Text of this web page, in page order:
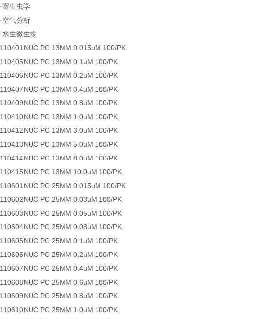
·寄生虫学
·空气分析
·水生微生物
110401 NUC PC 13MM 0.015uM 100/PK
110405NUC PC 13MM 0.1uM 100/PK
110406NUC PC 13MM 0.2uM 100/PK
110407NUC PC 13MM 0.4uM 100/PK
110409NUC PC 13MM 0.8uM 100/PK
110410NUC PC 13MM 1.0uM 100/PK
110412NUC PC 13MM 3.0uM 100/PK
110413NUC PC 13MM 5.0uM 100/PK
110414NUC PC 13MM 8.0uM 100/PK
110415NUC PC 13MM 10.0uM 100/PK
110601 NUC PC 25MM 0.015uM 100/PK
110602NUC PC 25MM 0.03uM 100/PK
110603NUC PC 25MM 0.05uM 100/PK
110604NUC PC 25MM 0.08uM 100/PK
110605NUC PC 25MM 0.1uM 100/PK
110606NUC PC 25MM 0.2uM 100/PK
110607NUC PC 25MM 0.4uM 100/PK
110608NUC PC 25MM 0.6uM 100/PK
110609NUC PC 25MM 0.8uM 100/PK
110610NUC PC 25MM 1.0uM 100/PK